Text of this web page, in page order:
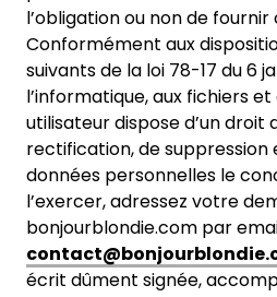
l’obligation ou non de
Conformément aux
suivants de la loi 78-17 du 6
l’informatique, aux fichiers
utilisateur dispose d’un droit
rectification, de suppression
données personnelles le
l’exercer, adressez votre
bonjourblondie.com par
écrit dûment signée,